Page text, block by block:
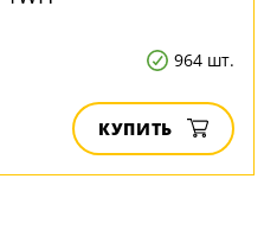
964 шт.
КУПИТЬ